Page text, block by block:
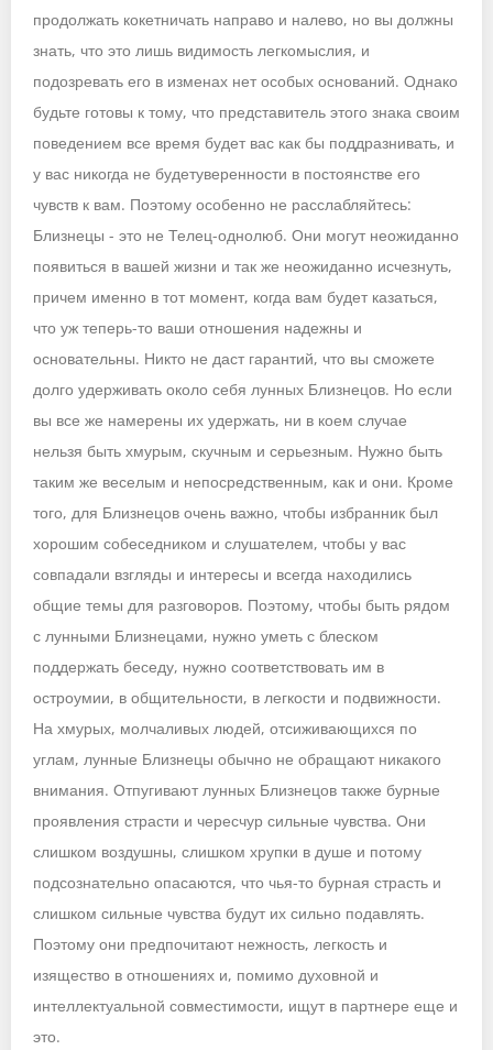
продолжать кокетничать направо и налево, но вы должны
знать, что это лишь видимость легкомыслия, и
подозревать его в изменах нет особых оснований. Однако
будьте готовы к тому, что представитель этого знака своим
поведением все время будет вас как бы поддразнивать, и
у вас никогда не будетуверенности в постоянстве его
чувств к вам. Поэтому особенно не расслабляйтесь:
Близнецы - это не Телец-однолюб. Они могут неожиданно
появиться в вашей жизни и так же неожиданно исчезнуть,
причем именно в тот момент, когда вам будет казаться,
что уж теперь-то ваши отношения надежны и
основательны. Никто не даст гарантий, что вы сможете
долго удерживать около себя лунных Близнецов. Но если
вы все же намерены их удержать, ни в коем случае
нельзя быть хмурым, скучным и серьезным. Нужно быть
таким же веселым и непосредственным, как и они. Кроме
того, для Близнецов очень важно, чтобы избранник был
хорошим собеседником и слушателем, чтобы у вас
совпадали взгляды и интересы и всегда находились
общие темы для разговоров. Поэтому, чтобы быть рядом
с лунными Близнецами, нужно уметь с блеском
поддержать беседу, нужно соответствовать им в
остроумии, в общительности, в легкости и подвижности.
На хмурых, молчаливых людей, отсиживающихся по
углам, лунные Близнецы обычно не обращают никакого
внимания. Отпугивают лунных Близнецов также бурные
проявления страсти и чересчур сильные чувства. Они
слишком воздушны, слишком хрупки в душе и потому
подсознательно опасаются, что чья-то бурная страсть и
слишком сильные чувства будут их сильно подавлять.
Поэтому они предпочитают нежность, легкость и
изящество в отношениях и, помимо духовной и
интеллектуальной совместимости, ищут в партнере еще и
это.